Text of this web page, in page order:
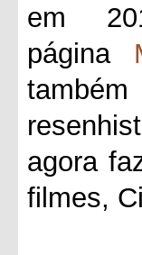
em
página
agora
filmes,